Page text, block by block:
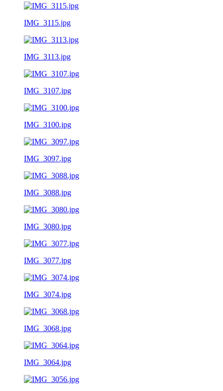
IMG_3115.jpg
IMG_3113.jpg
IMG_3107.jpg
IMG_3100.jpg
IMG_3097.jpg
IMG_3088.jpg
IMG_3080.jpg
IMG_3077.jpg
IMG_3074.jpg
IMG_3068.jpg
IMG_3064.jpg